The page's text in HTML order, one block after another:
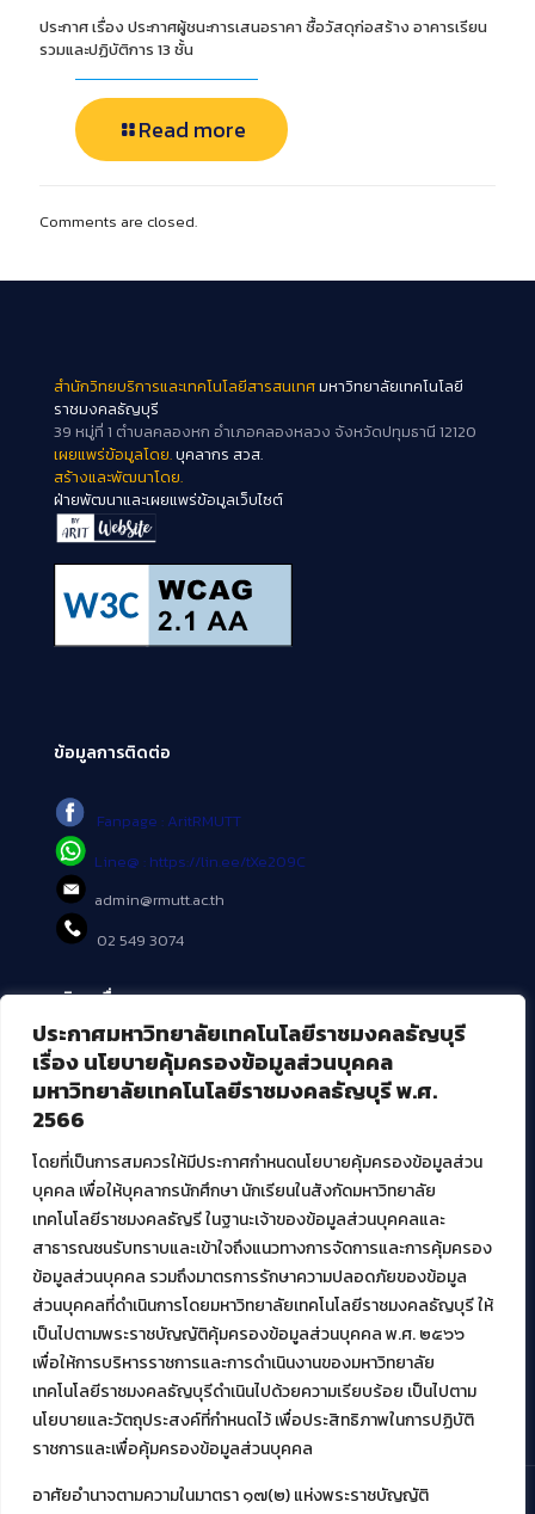
ประกาศมหาวิทยาลัยเทคโนโลยีราชมงคลธัญบุรี
เรื่อง นโยบายคุ้มครองข้อมูลส่วนบุคคล
มหาวิทยาลัยเทคโนโลยีราชมงคลธัญบุรี พ.ศ.
2566
โดยที่เป็นการสมควรให้มีประกาศกำหนดนโยบายคุ้มครองข้อมูลส่วน
บุคคล เพื่อให้บุคลากรนักศึกษา นักเรียนในสังกัดมหาวิทยาลัย
เทคโนโลยีราชมงคลธัญรี ในฐานะเจ้าของข้อมูลส่วนบุคคลและ
สาธารณชนรับทราบและเข้าใจถึงแนวทางการจัดการและการคุ้มครอง
ข้อมูลส่วนบุคคล รวมถึงมาตรการรักษาความปลอดภัยของข้อมูล
ส่วนบุคคลที่ดำเนินการโดยมหาวิทยาลัยเทคโนโลยีราชมงคลธัญบุรี ให้
เป็นไปตามพระราชบัญญัติคุ้มครองข้อมูลส่วนบุคคล พ.ศ. ๒๕๖๖
เพื่อให้การบริหารราชการและการดำเนินงานของมหาวิทยาลัย
เทคโนโลยีราชมงคลธัญบุรีดำเนินไปด้วยความเรียบร้อย เป็นไปตาม
นโยบายและวัตถุประสงค์ที่กำหนดไว้ เพื่อประสิทธิภาพในการปฏิบัติ
ราชการและเพื่อคุ้มครองข้อมูลส่วนบุคคล
อาศัยอำนาจตามความในมาตรา ๑๗(๒) แห่งพระราชบัญญัติ
ประกาศ เรื่อง ประกาศผู้ชนะการเสนอราคา ซื้อวัสดุก่อสร้าง อาคารเรียน
รวมและปฏิบัติการ 13 ชั้น
Read more
Comments are closed.
สำนักวิทยบริการและเทคโนโลยีสารสนเทศมหาวิทยาลัยเทคโนโลยี
ราชมงคลธัญบุรี
39 หมู่ที่ 1 ตำบลคลองหก อำเภอคลองหลวง จังหวัดปทุมธานี 12120
เผยแพร่ข้อมูลโดย.บุคลากร สวส.
สร้างและพัฒนาโดย.
ฝ่ายพัฒนาและเผยแพร่ข้อมูลเว็บไซต์
ข้อมูลการติดต่อ
Fanpage : AritRMUTT
Line@ : https://lin.ee/tXe209C
admin@rmutt.ac.th
02 549 3074
บริการอื่นๆ ของ สวส.
ศูนย์สื่อดิจิทัล
ศูนย์นวัตกรรมและความรู้
ศูนย์พัฒนาและบริการนวัตกรรมดิจิทัล
สมัยใหม่ (MoSeC)
งานบริการวิชาการให้กับหน่วยงานภายนอก
โครงการส่งเสริมและพัฒนาผู้ประกอบการ SME โดย. มทร.ธัญบุรี
กิจกรรมการเชื่อมโยงเครือข่ายผู้ให้บริการเครื่องจักรกลทางการ
เกษตร ภายใต้โครงการส่งเสริมการรแปรรูปสินค้าเกษตรระดับชุมชน
กรมส่งเสริมอุตสาหกรรม
โครงการยกระดับเศรษฐกิจและสังคมรายตำบลแบบบูรณาการ (1
ตำบล 1 มหาวิทยาลัย)